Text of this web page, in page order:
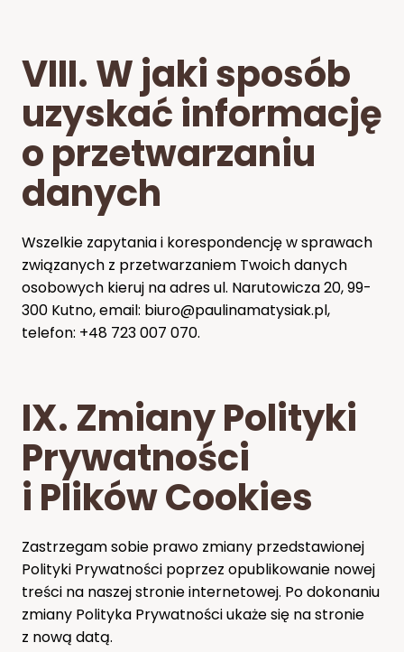
VIII. W jaki sposób
uzyskać informację
o przetwarzaniu
danych
Wszelkie zapytania i korespondencję w sprawach
związanych z przetwarzaniem Twoich danych
osobowych kieruj na adres ul. Narutowicza 20, 99-
300 Kutno, email: biuro@paulinamatysiak.pl,
telefon: +48 723 007 070.
IX. Zmiany Polityki
Prywatności
i Plików Cookies
Zastrzegam sobie prawo zmiany przedstawionej
Polityki Prywatności poprzez opublikowanie nowej
treści na naszej stronie internetowej. Po dokonaniu
zmiany Polityka Prywatności ukaże się na stronie
z nową datą.